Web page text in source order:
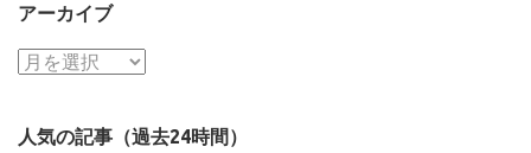
アーカイブ
ア
イ
人気の記事（過去24時間）